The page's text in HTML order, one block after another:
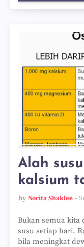
Alah
kalsium
by Norita Shaklee
Bukan semua kita
susu setiap hari.
bila meningkat